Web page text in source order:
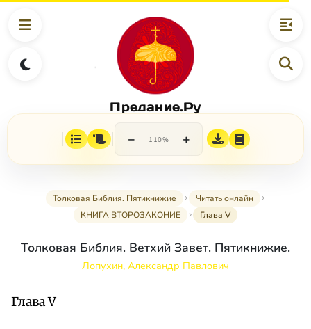
Предание.Ру
− 110% +
Толковая Библия. Пятикнижие
Читать онлайн
КНИГА ВТОРОЗАКОНИЕ
Глава V
Толковая Библия. Ветхий Завет. Пятикнижие.
Лопухин, Александр Павлович
Глава V